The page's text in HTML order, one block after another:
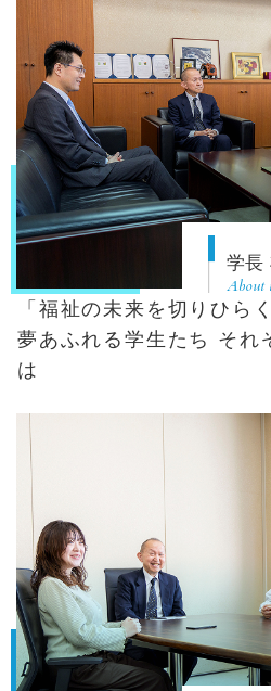
学長
About
「福祉の未来を切りひらく
夢あふれる学生たち それ
は